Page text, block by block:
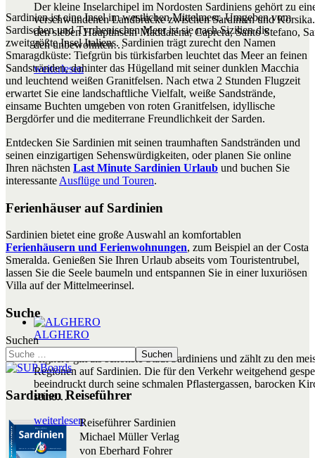
Der kleine Inselarchipel im Nordosten Sardiniens gehört zu
verschwundenen Landbrücke zwischen Sardinien und
den sieben Hauptinseln Maddalena, Caprera, Santo Stefano,
den unbewohnten…
weiterlesen
ALGHERO
Alghero gilt als schönste Stadt Sardiniens und zählt zu den
Regionen auf Sardinien. Die für den Verkehr weitgehend
beeindruckt durch seine schmalen Pflastergassen, barocken
seine…
weiterlesen
Sardinien ist eine Insel im westlichen Mittelmeer. Umgeben vom
Sardischen und Tyrrhenischen Meer ist sie nach Sizilien die
zweitgrößte Insel Italiens. Sardinien trägt zurecht den Namen
Smaragdküste: Tiefgrün bis türkisfarben leuchtet das Meer an feinen
Sandstränden, dahinter das Hügelland mit seiner dunklen Macchia
und leuchtend weißen Granitfelsen. Nach etwa 2 Stunden Flugzeit
erwartet Sie eine landschaftliche Vielfalt, weiße Sandstrände,
einsame Buchten umgeben von roten Granitfelsen, idyllische
Bergdörfer und die mediterrane Freundlichkeit der Sarden.
Entdecken Sie Sardinien mit seinen traumhaften Sandstränden und
seinen einzigartigen Sehenswürdigkeiten, oder planen Sie online
Ihren nächsten Last Minute Sardinien Urlaub und buchen Sie
interessante Ausflüge und Touren.
Ferienhäuser auf Sardinien
Sardinien bietet eine große Auswahl an komfortablen
Ferienhäusern und Ferienwohnungen, zum Beispiel an der Costa
Smeralda. Genießen Sie Ihren Urlaub abseits vom Touristentrubel,
lassen Sie die Seele baumeln und entspannen Sie in einer luxuriösen
Villa auf der Mittelmeerinsel.
Suche
Suchen
Suchen
Sardinien Reiseführer
Reiseführer Sardinien
Michael Müller Verlag
von Eberhard Fohrer